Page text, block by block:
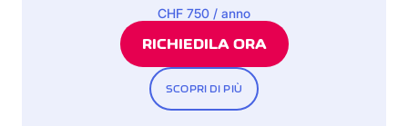
CHF 750 / anno
RICHIEDILA ORA
SCOPRI DI PIÙ